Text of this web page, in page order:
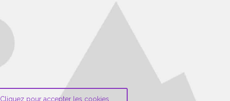
Cliquez pour accepter les cookies